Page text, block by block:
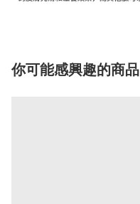
你可能感興趣的商品